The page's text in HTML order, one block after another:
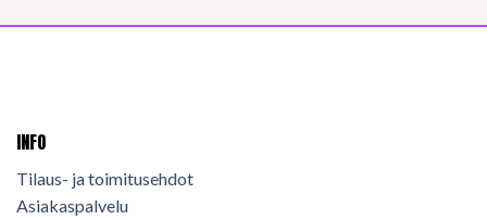
INFO
Tilaus- ja toimitusehdot
Asiakaspalvelu